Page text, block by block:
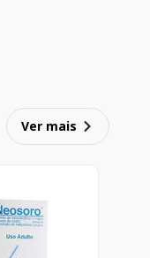
Ver mais